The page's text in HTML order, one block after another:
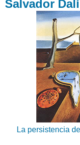
Salvador Dalí
La persistencia